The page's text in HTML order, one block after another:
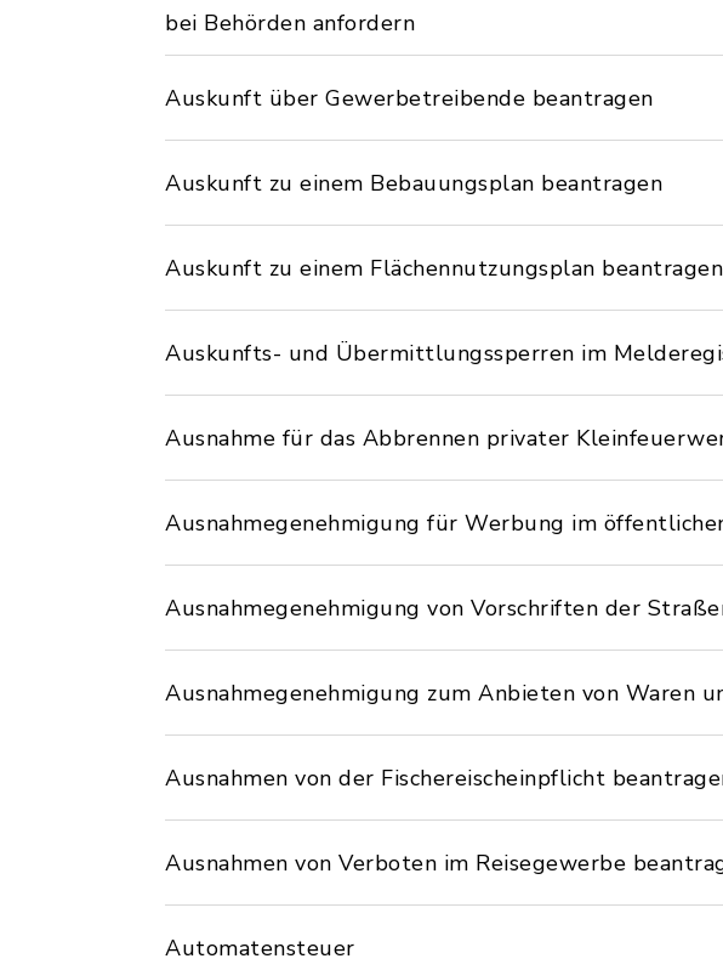
bei Behörden anfordern
Auskunft über Gewerbetreibende beantragen
Auskunft zu einem Bebauungsplan beantragen
Auskunft zu einem Flächennutzungsplan beantragen
Auskunfts- und Übermittlungssperren im
Ausnahme für das Abbrennen privater
Ausnahmegenehmigung für Werbung im
Ausnahmegenehmigung von Vorschriften der
Ausnahmegenehmigung zum Anbieten von Waren
Ausnahmen von der Fischereischeinpflicht
Ausnahmen von Verboten im Reisegewerbe
Automatensteuer